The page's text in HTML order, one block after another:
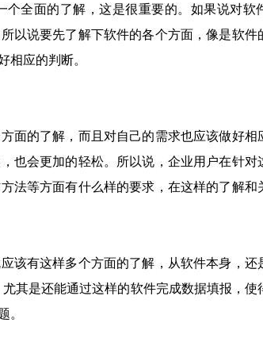
全面的了解，这是很重要的。如果说对软
以说要先了解下软件的各个方面，像是软件
相应的判断。
面的了解，而且对自己的需求也应该做好相
也会更加的轻松。所以说，企业用户在针对
法等方面有什么样的要求，在这样的了解和
该有这样多个方面的了解，从软件本身，还
其是还能通过这样的软件完成数据填报，使
。